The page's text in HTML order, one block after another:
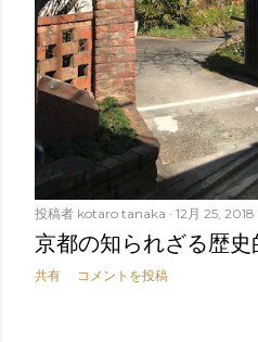
投稿者 kotaro tanaka 12月 25, 2018
京都の知られざる歴史
共有 コメントを投稿